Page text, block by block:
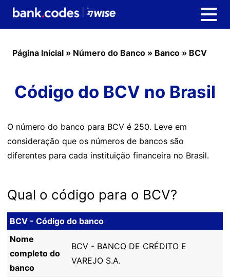
Página Inicial » Número do Banco » Banco » BCV
Código do BCV no Brasil
O número do banco para BCV é 250. Leve em
consideração que os números de bancos são
diferentes para cada instituição financeira no Brasil.
Qual o código para o BCV?
BCV - Código do banco
Nome
completo do
banco
BCV - BANCO DE CRÉDITO E
VAREJO S.A.